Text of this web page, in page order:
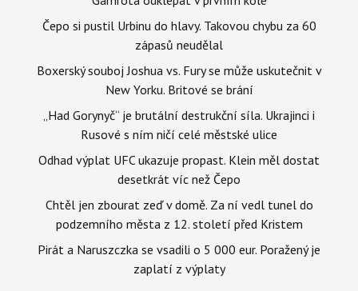
Čepo si pustil Urbinu do hlavy. Takovou chybu za 60
zápasů neudělal
Boxerský souboj Joshua vs. Fury se může uskutečnit v
New Yorku. Britové se brání
„Had Gorynyč“ je brutální destrukční síla. Ukrajinci i
Rusové s ním ničí celé městské ulice
Odhad výplat UFC ukazuje propast. Klein měl dostat
desetkrát víc než Čepo
Chtěl jen zbourat zeď v domě. Za ní vedl tunel do
podzemního města z 12. století před Kristem
Pirát a Naruszczka se vsadili o 5 000 eur. Poražený je
zaplatí z výplaty